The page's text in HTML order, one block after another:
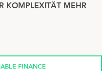
KOMPLEXITÄT MEHR
FINANCE